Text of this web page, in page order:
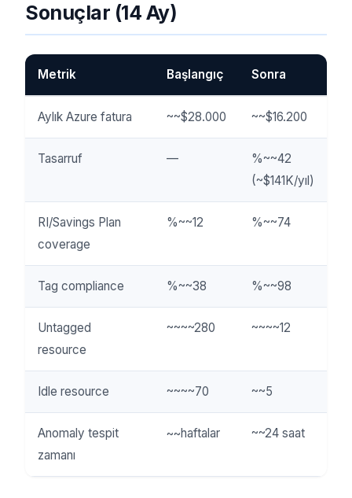
Sonuçlar (14 Ay)
Metrik Başlangıç Sonra
Aylık Azure fatura ~~$28.000 ~~$16.200
Tasarruf —
%~~42
(~$141K/yıl)
RI/Savings Plan
coverage
%~~12 %~~74
Tag compliance %~~38 %~~98
Untagged
resource
~~~~280 ~~~~12
Idle resource ~~~~70 ~~5
Anomaly tespit
zamanı
~~haftalar ~~24 saat